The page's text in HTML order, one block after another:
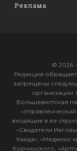
Реклама
© 2026
Редакция
запрещены
организации:
Большевистская
входящие в ее
«Свидетели
Каида», «Меджлис
Корчинского,